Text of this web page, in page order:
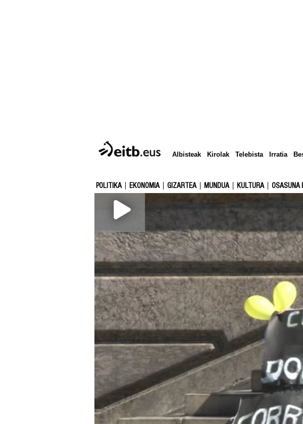
Albisteak Kirolak Telebista Irratia
POLITIKA EKONOMIA GIZARTEA MUNDUA KULTURA OSASUNA